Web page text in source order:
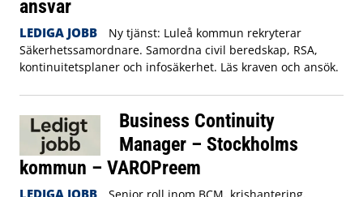
ansvar
LEDIGA JOBB
Ny tjänst: Luleå kommun rekryterar
Säkerhetssamordnare. Samordna civil beredskap, RSA,
kontinuitetsplaner och infosäkerhet. Läs kraven och ansök.
Business Continuity
Manager – Stockholms
kommun – VAROPreem
LEDIGA JOBB